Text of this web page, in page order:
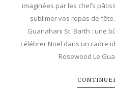
imaginées par les chefs
sublimer vos repas de
Guanahani St. Barth : une
célébrer Noël dans un cadre
Rosewood Le